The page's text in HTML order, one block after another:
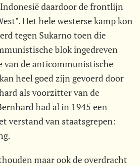
daardoor de frontlijn
Het hele westerse kamp kon
tegen Sukarno toen die
blok ingedreven
van de anticommunistische
heel goed zijn gevoerd door
als voorzitter van de
had al in 1945 een
verstand van staatsgrepen:
maar ook de overdracht